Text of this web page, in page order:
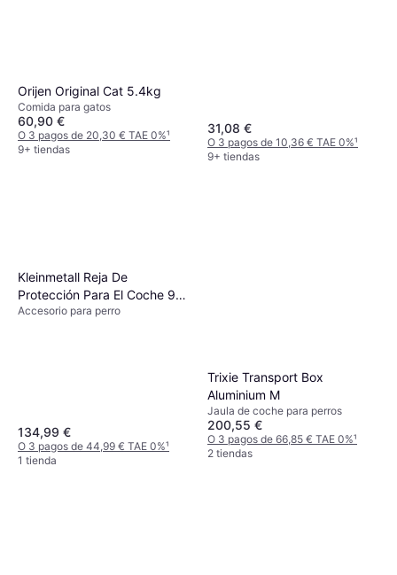
Orijen Original Cat 5.4kg
Comida para gatos
60,90 €
O 3 pagos de 20,30 € TAE 0%¹
9+ tiendas
31,08 €
O 3 pagos de 10,36 € TAE 0%¹
9+ tiendas
Kleinmetall Reja De
Protección Para El Coche 95
- 145 cm
Accesorio para perro
134,99 €
O 3 pagos de 44,99 € TAE 0%¹
1 tienda
Trixie Transport Box
Aluminium M
Jaula de coche para perros
200,55 €
O 3 pagos de 66,85 € TAE 0%¹
2 tiendas